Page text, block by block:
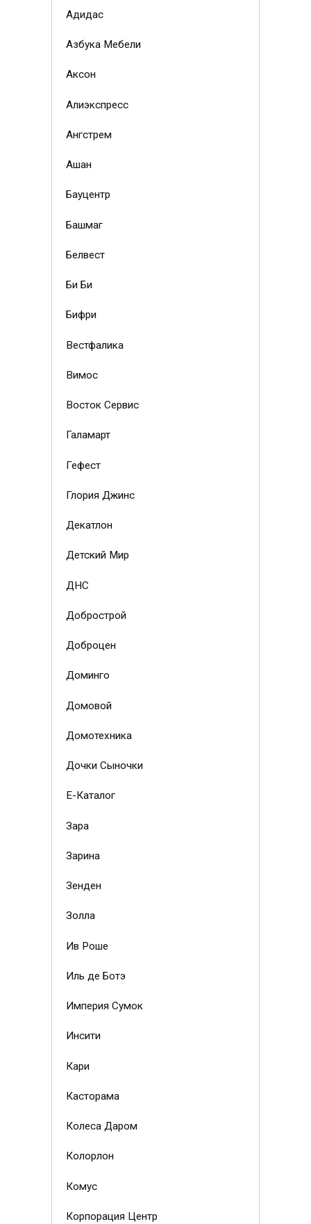
Адидас
Азбука Мебели
Аксон
Алиэкспресс
Ангстрем
Ашан
Бауцентр
Башмаг
Белвест
Би Би
Бифри
Вестфалика
Вимос
Восток Сервис
Галамарт
Гефест
Глория Джинс
Декатлон
Детский Мир
ДНС
Добрострой
Доброцен
Доминго
Домовой
Домотехника
Дочки Сыночки
Е-Каталог
Зара
Зарина
Зенден
Золла
Ив Роше
Иль де Ботэ
Империя Сумок
Инсити
Кари
Касторама
Колеса Даром
Колорлон
Комус
Корпорация Центр